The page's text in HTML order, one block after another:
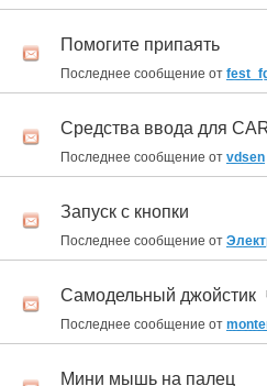
Помогите припаять
Последнее сообщение от
Средства ввода для
Последнее сообщение от vdsen
Запуск с кнопки
Последнее сообщение от
Самодельный джойстик
Последнее сообщение от
Мини мышь на палец